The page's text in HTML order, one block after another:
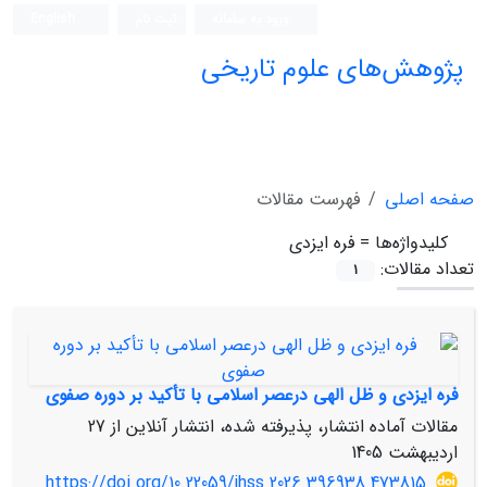
پژوهش‌های علوم تاریخی
صفحه اصلی
فهرست مقالات
کلیدواژه‌ها = فره ایزدی
تعداد مقالات:
1
فره ایزدی و ظل الهی درعصر اسلامی با تأکید بر دوره صفوی
مقالات آماده انتشار، پذیرفته شده، انتشار آنلاین از 27
اردیبهشت 1405